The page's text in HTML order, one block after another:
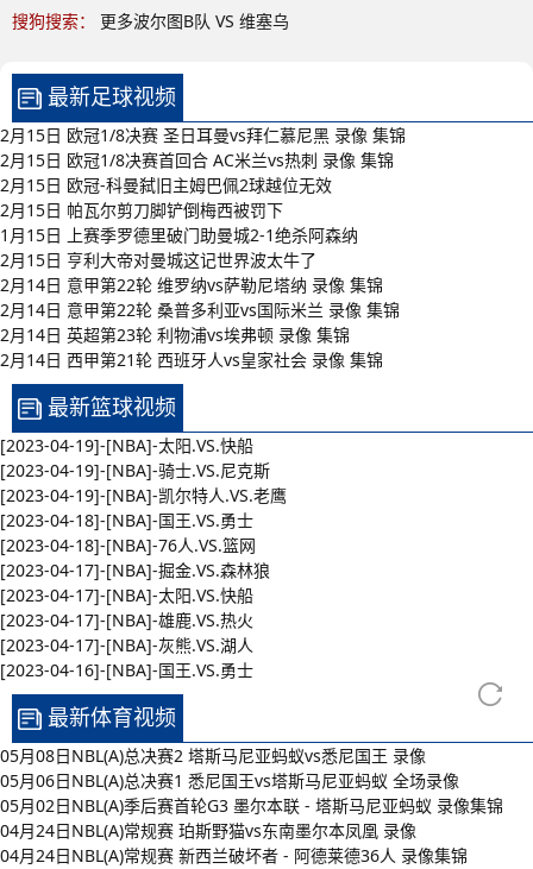
搜狗搜索：
更多波尔图B队 VS 维塞乌
最新足球视频
2月15日 欧冠1/8决赛 圣日耳曼vs拜仁慕尼黑 录像 集锦
2月15日 欧冠1/8决赛首回合 AC米兰vs热刺 录像 集锦
2月15日 欧冠-科曼弑旧主姆巴佩2球越位无效
2月15日 帕瓦尔剪刀脚铲倒梅西被罚下
1月15日 上赛季罗德里破门助曼城2-1绝杀阿森纳
2月15日 亨利大帝对曼城这记世界波太牛了
2月14日 意甲第22轮 维罗纳vs萨勒尼塔纳 录像 集锦
2月14日 意甲第22轮 桑普多利亚vs国际米兰 录像 集锦
2月14日 英超第23轮 利物浦vs埃弗顿 录像 集锦
2月14日 西甲第21轮 西班牙人vs皇家社会 录像 集锦
最新篮球视频
[2023-04-19]-[NBA]-太阳.VS.快船
[2023-04-19]-[NBA]-骑士.VS.尼克斯
[2023-04-19]-[NBA]-凯尔特人.VS.老鹰
[2023-04-18]-[NBA]-国王.VS.勇士
[2023-04-18]-[NBA]-76人.VS.篮网
[2023-04-17]-[NBA]-掘金.VS.森林狼
[2023-04-17]-[NBA]-太阳.VS.快船
[2023-04-17]-[NBA]-雄鹿.VS.热火
[2023-04-17]-[NBA]-灰熊.VS.湖人
[2023-04-16]-[NBA]-国王.VS.勇士
最新体育视频
05月08日NBL(A)总决赛2 塔斯马尼亚蚂蚁vs悉尼国王 录像
05月06日NBL(A)总决赛1 悉尼国王vs塔斯马尼亚蚂蚁 全场录像
05月02日NBL(A)季后赛首轮G3 墨尔本联 - 塔斯马尼亚蚂蚁 录像集锦
04月24日NBL(A)常规赛 珀斯野猫vs东南墨尔本凤凰 录像
04月24日NBL(A)常规赛 新西兰破坏者 - 阿德莱德36人 录像集锦